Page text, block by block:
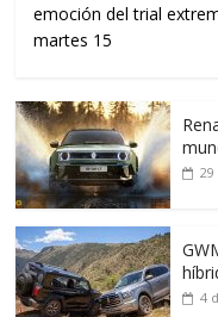
emoción del trial
martes 15
4